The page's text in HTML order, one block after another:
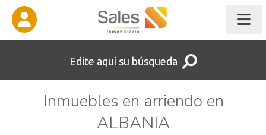
Edite aquí su búsqueda
Inmuebles en arriendo en
ALBANIA